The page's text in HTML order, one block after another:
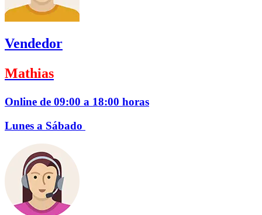
Vendedor
Mathias
Online de 09:00 a 18:00 horas
Lunes a Sábado